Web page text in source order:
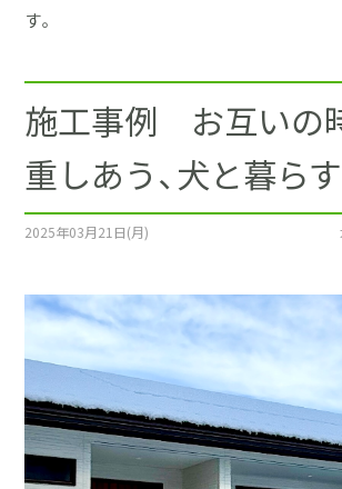
会社案内
施工事例
採用情報
イベント
ショールーム
ブログ
す。
施工事例 お互いの
重しあう、犬と暮ら
2025年03月21日(月)